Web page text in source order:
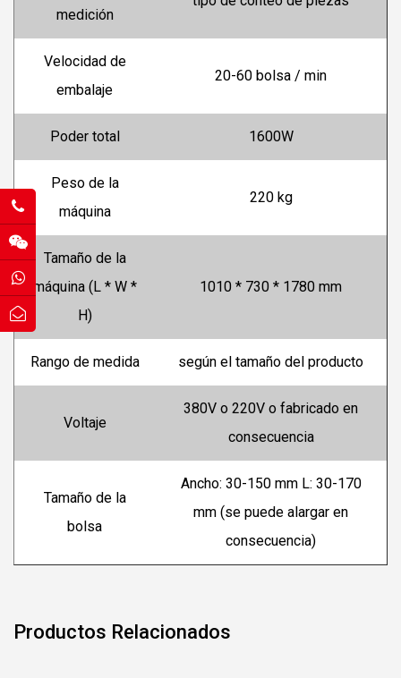
medición
Velocidad de
embalaje
20-60 bolsa / min
Poder total 1600W
Peso de la
máquina
220 kg
Tamaño de la
máquina (L * W *
H)
1010 * 730 * 1780 mm
Rango de medida según el tamaño del producto
Voltaje
380V o 220V o fabricado en
consecuencia
Tamaño de la
bolsa
Ancho: 30-150 mm L: 30-170
mm (se puede alargar en
consecuencia)
Productos Relacionados